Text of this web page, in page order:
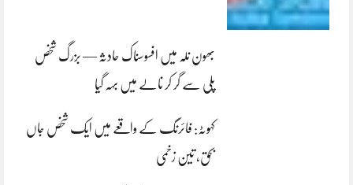
بھون نلہ میں افسوسناک حادثہ — بزرگ شخص
پلی سے گر کر نالے میں بہہ گیا
کہوٹہ: فائرنگ کے واقعے میں ایک شخص جاں
بحق، تین زخمی